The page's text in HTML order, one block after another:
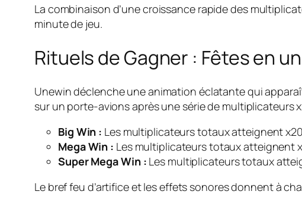
La combinaison d’une croissance rapide des
minute de jeu.
Rituels de Gagner : Fêtes en
Unewin déclenche une animation éclatante qui
sur un porte‑avions après une série de multiplicateurs
Big Win : Les multiplicateurs totaux atteignent
Mega Win : Les multiplicateurs totaux atteignent
Super Mega Win : Les multiplicateurs totaux
Le bref feu d’artifice et les effets sonores donnent à